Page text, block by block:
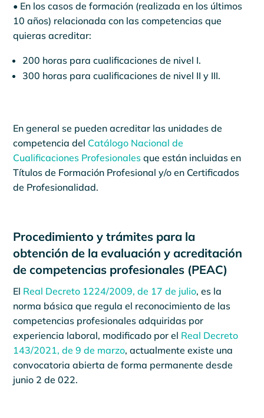
• En los casos de formación (realizada en los últimos
10 años) relacionada con las competencias que
quieras acreditar:
200 horas para cualificaciones de nivel I.
300 horas para cualificaciones de nivel II y III.
En general se pueden acreditar las unidades de
competencia del Catálogo Nacional de
Cualificaciones Profesionales que están incluidas en
Títulos de Formación Profesional y/o en Certificados
de Profesionalidad.
Procedimiento y trámites para la
obtención de la evaluación y acreditación
de competencias profesionales (PEAC)
El Real Decreto 1224/2009, de 17 de julio, es la
norma básica que regula el reconocimiento de las
competencias profesionales adquiridas por
experiencia laboral, modificado por el Real Decreto
143/2021, de 9 de marzo, actualmente existe una
convocatoria abierta de forma permanente desde
junio 2 de 022.